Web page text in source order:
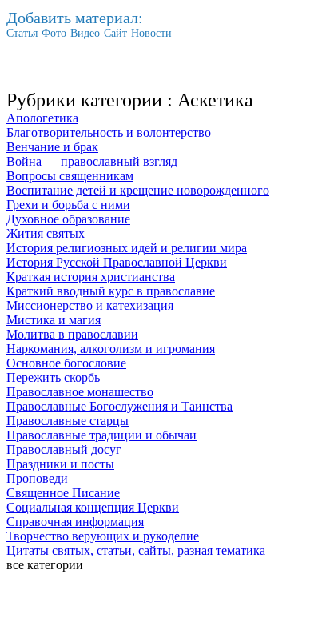
Добавить материал:
Статья Фото Видео Сайт Новости
Рубрики категории : Аскетика
Апологетика
Благотворительность и волонтерство
Венчание и брак
Война — православный взгляд
Вопросы священникам
Воспитание детей и крещение новорожденного
Грехи и борьба с ними
Духовное образование
Жития святых
История религиозных идей и религии мира
История Русской Православной Церкви
Краткая история христианства
Краткий вводный курс в православие
Миссионерство и катехизация
Мистика и магия
Молитва в православии
Наркомания, алкоголизм и игромания
Основное богословие
Пережить скорбь
Православное монашество
Православные Богослужения и Таинства
Православные старцы
Православные традиции и обычаи
Православный досуг
Праздники и посты
Проповеди
Священное Писание
Социальная концепция Церкви
Справочная информация
Творчество верующих и рукоделие
Цитаты святых, статьи, сайты, разная тематика
все категории